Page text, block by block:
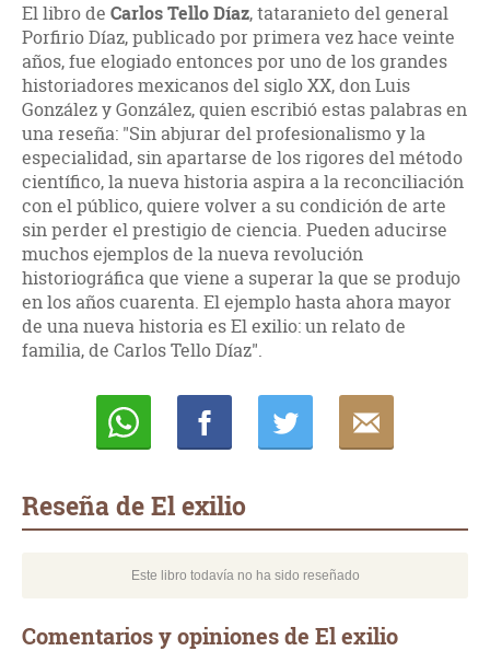
El libro de Carlos Tello Díaz, tataranieto del general
Porfirio Díaz, publicado por primera vez hace veinte
años, fue elogiado entonces por uno de los grandes
historiadores mexicanos del siglo XX, don Luis
González y González, quien escribió estas palabras en
una reseña: "Sin abjurar del profesionalismo y la
especialidad, sin apartarse de los rigores del método
científico, la nueva historia aspira a la reconciliación
con el público, quiere volver a su condición de arte
sin perder el prestigio de ciencia. Pueden aducirse
muchos ejemplos de la nueva revolución
historiográfica que viene a superar la que se produjo
en los años cuarenta. El ejemplo hasta ahora mayor
de una nueva historia es El exilio: un relato de
familia, de Carlos Tello Díaz".
Reseña de El exilio
Este libro todavía no ha sido reseñado
Comentarios y opiniones de El exilio